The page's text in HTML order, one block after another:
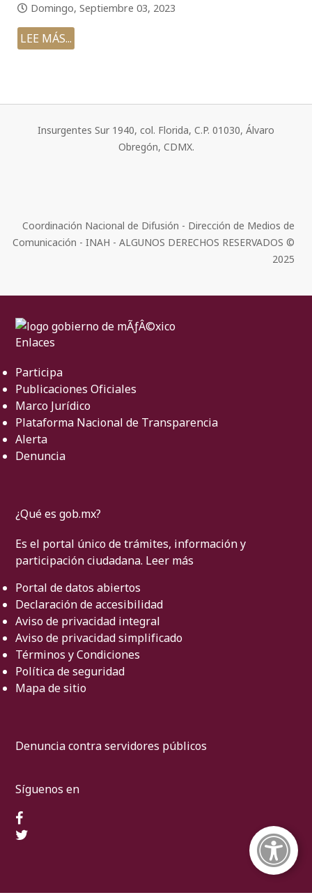
Domingo, Septiembre 03, 2023
LEE MÁS...
Insurgentes Sur 1940, col. Florida, C.P. 01030, Álvaro
Obregón, CDMX.
Coordinación Nacional de Difusión - Dirección de Medios de
Comunicación - INAH - ALGUNOS DERECHOS RESERVADOS ©
2025
Enlaces
Participa
Publicaciones Oficiales
Marco Jurídico
Plataforma Nacional de Transparencia
Alerta
Denuncia
¿Qué es gob.mx?
Es el portal único de trámites, información y
participación ciudadana. Leer más
Portal de datos abiertos
Declaración de accesibilidad
Aviso de privacidad integral
Aviso de privacidad simplificado
Términos y Condiciones
Política de seguridad
Mapa de sitio
Denuncia contra servidores públicos
Síguenos en